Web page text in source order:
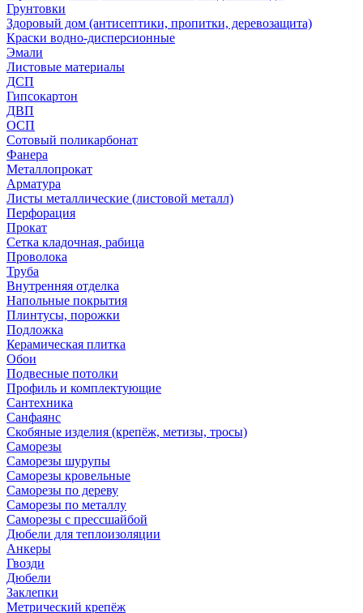
Грунтовки
Здоровый дом (антисептики, пропитки, деревозащита)
Краски водно-дисперсионные
Эмали
Листовые материалы
ДСП
Гипсокартон
ДВП
ОСП
Сотовый поликарбонат
Фанера
Металлопрокат
Арматура
Листы металлические (листовой металл)
Перфорация
Прокат
Сетка кладочная, рабица
Проволока
Труба
Внутренняя отделка
Напольные покрытия
Плинтусы, порожки
Подложка
Керамическая плитка
Обои
Подвесные потолки
Профиль и комплектующие
Сантехника
Санфаянс
Скобяные изделия (крепёж, метизы, тросы)
Саморезы
Саморезы шурупы
Саморезы кровельные
Саморезы по дереву
Саморезы по металлу
Саморезы с прессшайбой
Дюбели для теплоизоляции
Анкеры
Гвозди
Дюбели
Заклепки
Метрический крепёж